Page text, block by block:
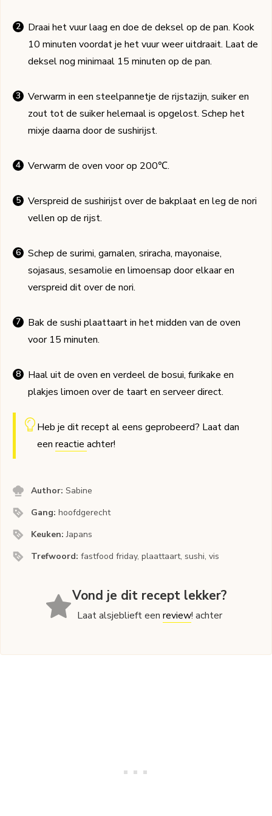
Draai het vuur laag en doe de deksel op de pan. Kook
10 minuten voordat je het vuur weer uitdraait. Laat de
deksel nog minimaal 15 minuten op de pan.
Verwarm in een steelpannetje de rijstazijn, suiker en
zout tot de suiker helemaal is opgelost. Schep het
mixje daarna door de sushirijst.
Verwarm de oven voor op 200℃.
Verspreid de sushirijst over de bakplaat en leg de nori
vellen op de rijst.
Schep de surimi, garnalen, sriracha, mayonaise,
sojasaus, sesamolie en limoensap door elkaar en
verspreid dit over de nori.
Bak de sushi plaattaart in het midden van de oven
voor 15 minuten.
Haal uit de oven en verdeel de bosui, furikake en
plakjes limoen over de taart en serveer direct.
Heb je dit recept al eens geprobeerd? Laat dan
een reactie achter!
Author:Sabine
Gang:hoofdgerecht
Keuken:Japans
Trefwoord:fastfood friday, plaattaart, sushi, vis
Vond je dit recept lekker?
Laat alsjeblieft eenreview! achter